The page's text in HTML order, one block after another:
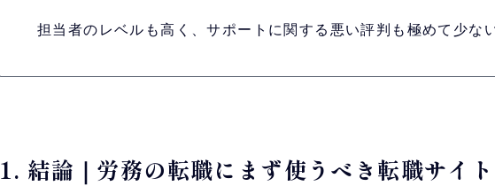
担当者のレベルも高く、サポートに関する悪い評判も極めて少な
1. 結論｜労務の転職にまず使うべき転職サイト